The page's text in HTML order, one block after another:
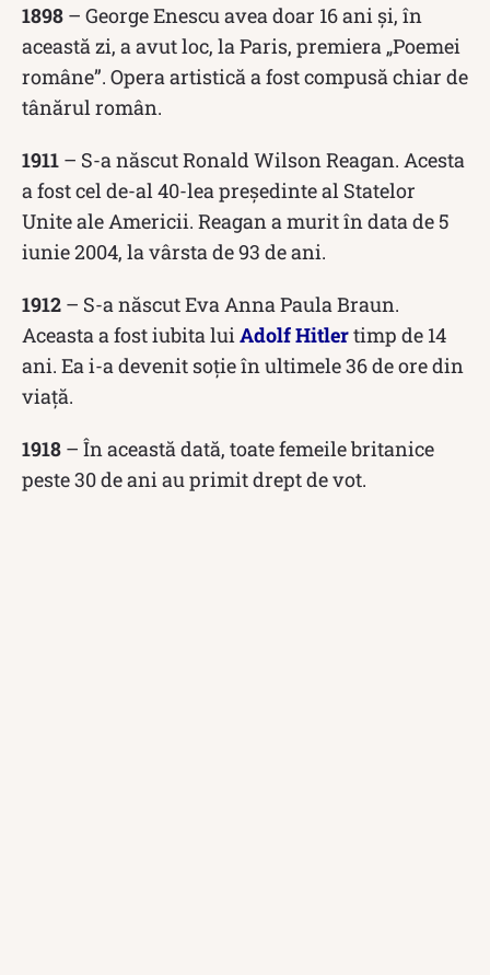
1898 – George Enescu avea doar 16 ani și, în
această zi, a avut loc, la Paris, premiera „Poemei
române”. Opera artistică a fost compusă chiar de
tânărul român.
1911 – S-a născut Ronald Wilson Reagan. Acesta
a fost cel de-al 40-lea președinte al Statelor
Unite ale Americii. Reagan a murit în data de 5
iunie 2004, la vârsta de 93 de ani.
1912 – S-a născut Eva Anna Paula Braun.
Aceasta a fost iubita lui Adolf Hitlertimp de 14
ani. Ea i-a devenit soție în ultimele 36 de ore din
viață.
1918 – În această dată, toate femeile britanice
peste 30 de ani au primit drept de vot.